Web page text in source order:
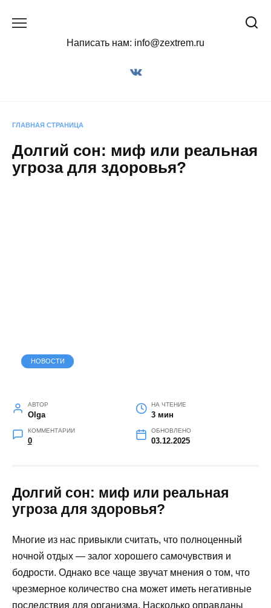
Написать нам: info@zextrem.ru
ГЛАВНАЯ СТРАНИЦА
Долгий сон: миф или реальная
угроза для здоровья?
НОВОСТИ
АВТОР
Olga
НА ЧТЕНИЕ
3 мин
КОММЕНТАРИИ
0
ОБНОВЛЕНО
03.12.2025
Долгий сон: миф или реальная
угроза для здоровья?
Многие из нас привыкли считать, что полноценный
ночной отдых — залог хорошего самочувствия и
бодрости. Однако все чаще звучат мнения о том, что
чрезмерное количество сна может иметь негативные
последствия для организма. Насколько оправданы